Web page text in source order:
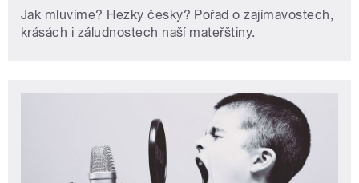
Jak mluvíme? Hezky česky? Pořad o zajímavostech,
krásách i záludnostech naší mateřštiny.